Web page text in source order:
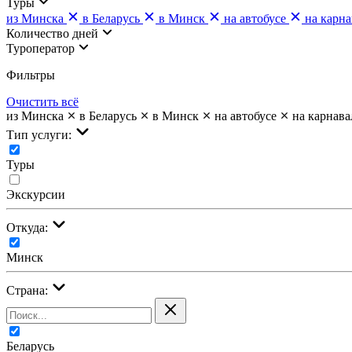
из Минска
в Беларусь в Минск на автобусе
на
Количество дней
Туроператор
Фильтры
Очистить всё
из Минска
в Беларусь в Минск на автобусе
на
Тип услуги:
Туры
Экскурсии
Откуда:
Минск
Страна:
Беларусь